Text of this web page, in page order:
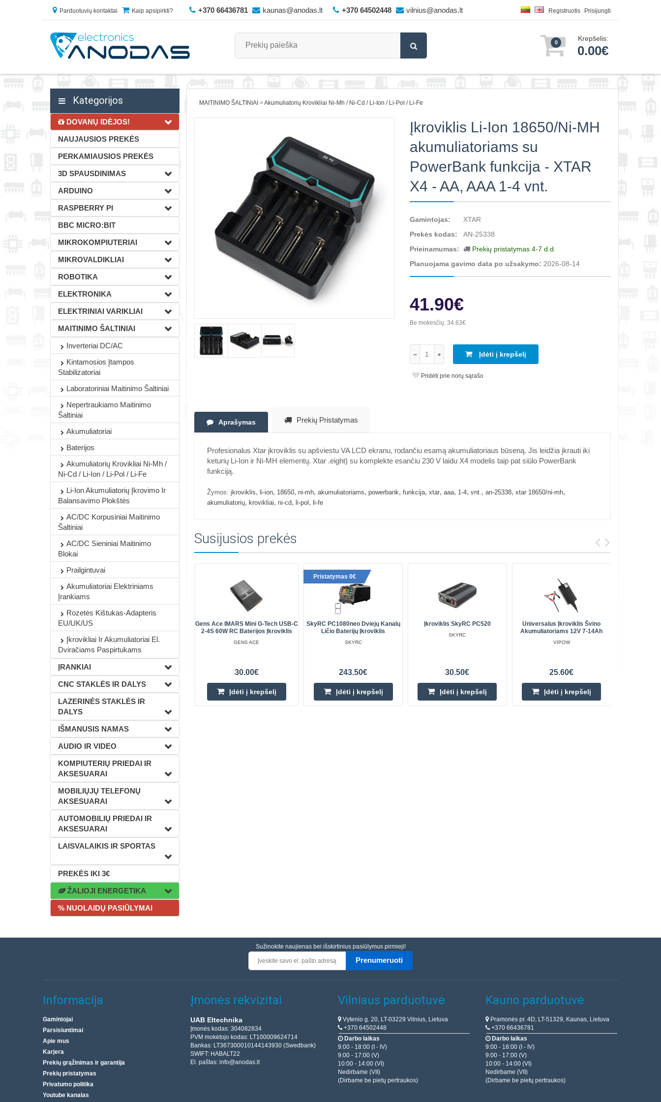
Parduotuvių kontaktai Kaip apsipirkti? +370 66436781 kaunas@anodas.lt +370 64502448 vilnius@anodas.lt Registruotis Prisijungti
0 Krepšelis:
0.00€
Kategorijos
DOVANŲ IDĖJOS!
NAUJAUSIOS PREKĖS
PERKAMIAUSIOS PREKĖS
3D SPAUSDINIMAS
ARDUINO
RASPBERRY PI
BBC MICRO:BIT
MIKROKOMPIUTERIAI
MIKROVALDIKLIAI
ROBOTIKA
ELEKTRONIKA
ELEKTRINIAI VARIKLIAI
MAITINIMO ŠALTINIAI
Inverteriai DC/AC
Kintamosios Įtampos
Stabilizatoriai
Laboratoriniai Maitinimo Šaltiniai
Nepertraukiamo Maitinimo
Šaltiniai
Akumuliatoriai
Baterijos
Akumuliatorių Krovikliai Ni-Mh /
Ni-Cd / Li-Ion / Li-Pol / Li-Fe
Li-Ion Akumuliatorių Įkrovimo Ir
Balansavimo Plokštės
AC/DC Korpusiniai Maitinimo
Šaltiniai
AC/DC Sieniniai Maitinimo
Blokai
Prailgintuvai
Akumuliatoriai Elektriniams
Įrankiams
Rozetės Kištukas-Adapteris
EU/UK/US
Įkrovikliai Ir Akumuliatoriai El.
Dviračiams Paspirtukams
ĮRANKIAI
CNC STAKLĖS IR DALYS
LAZERINĖS STAKLĖS IR
DALYS
IŠMANUSIS NAMAS
AUDIO IR VIDEO
KOMPIUTERIŲ PRIEDAI IR
AKSESUARAI
MOBILIŲJŲ TELEFONŲ
AKSESUARAI
AUTOMOBILIŲ PRIEDAI IR
AKSESUARAI
LAISVALAIKIS IR SPORTAS
PREKĖS IKI 3€
ŽALIOJI ENERGETIKA
% NUOLAIDŲ PASIŪLYMAI
MAITINIMO ŠALTINIAI Akumuliatorių Krovikliai Ni-Mh / Ni-Cd / Li-Ion / Li-Pol / Li-Fe
Įkroviklis Li-Ion 18650/Ni-MH
akumuliatoriams su
PowerBank funkcija - XTAR
X4 - AA, AAA 1-4 vnt.
Gamintojas:
XTAR
Prekės kodas:
AN-25338
Prieinamumas:
Prekių pristatymas 4-7 d.d.
Planuojama gavimo data po užsakymo: 2026-08-14
41.90€
Be mokesčių:34.63€
Įdėti į krepšelį
Pridėti prie norų sąrašo
Aprašymas Prekių Pristatymas
Profesionalus Xtar įkroviklis su apšviestu VA LCD ekranu, rodančiu esamą akumuliatoriaus būseną. Jis leidžia įkrauti iki
keturių Li-Ion ir Ni-MH elementų. Xtar .eight) su komplekte esančiu 230 V laidu X4 modelis taip pat siūlo PowerBank
funkciją.
Žymos: įkroviklis, li-ion, 18650, ni-mh, akumuliatoriams, powerbank, funkcija, xtar, aaa, 1-4, vnt., an-25338, xtar 18650/ni-mh,
akumuliatorių, krovikliai, ni-cd, li-pol , li-fe
Susijusios prekės
Gens Ace IMARS Mini G-Tech USB-C
2-4S 60W RC Baterijos Įkroviklis
GENS ACE
30.00€
Įdėti į krepšelį
Pristatymas 0€
SkyRC PC1080neo Dviejų Kanalų
Ličio Baterijų Įkroviklis
SKYRC
243.50€
Įdėti į krepšelį
Įkroviklis SkyRC PC520
SKYRC
30.50€
Įdėti į krepšelį
Universalus Įkroviklis Švino
Akumuliatoriams 12V 7-14Ah
VIPOW
25.60€
Įdėti į krepšelį
Sužinokite naujienas bei išskirtinius pasiūlymus pirmieji!
Prenumeruoti
Informacija
Gamintojai
Parsisiuntimai
Apie mus
Karjera
Prekių grąžinimas ir garantija
Prekių pristatymas
Privatumo politika
Youtube kanalas
Įmonės rekvizitai
UAB Eltechnika
Įmonės kodas: 304082834
PVM mokėtojo kodas: LT100009624714
Bankas: LT367300010144143930 (Swedbank)
SWIFT: HABALT22
El. paštas: info@anodas.lt
Vilniaus parduotuvė
Vytenio g. 20, LT-03229 Vilnius, Lietuva
+370 64502448
Darbo laikas
9:00 - 18:00 (I - IV)
9:00 - 17:00 (V)
10:00 - 14:00 (VI)
Nedirbame (VII)
(Dirbame be pietų pertraukos)
Kauno parduotuvė
Pramonės pr. 4D, LT-51329, Kaunas, Lietuva
+370 66436781
Darbo laikas
9:00 - 18:00 (I - IV)
9:00 - 17:00 (V)
10:00 - 14:00 (VI)
Nedirbame (VII)
(Dirbame be pietų pertraukos)